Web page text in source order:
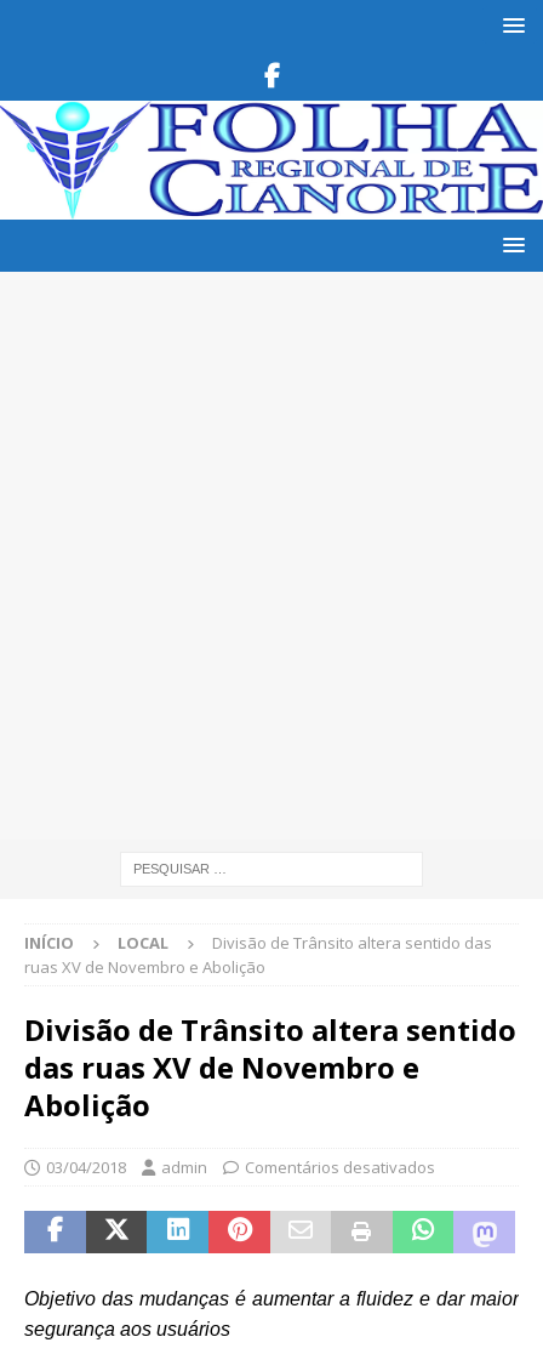
INÍCIO LOCAL
Divisão de Trânsito altera sentido das
ruas XV de Novembro e Abolição
Divisão de Trânsito altera sentido
das ruas XV de Novembro e
Abolição
03/04/2018 admin Comentários desativados
Objetivo das mudanças é aumentar a fluidez e dar maior
segurança aos usuários